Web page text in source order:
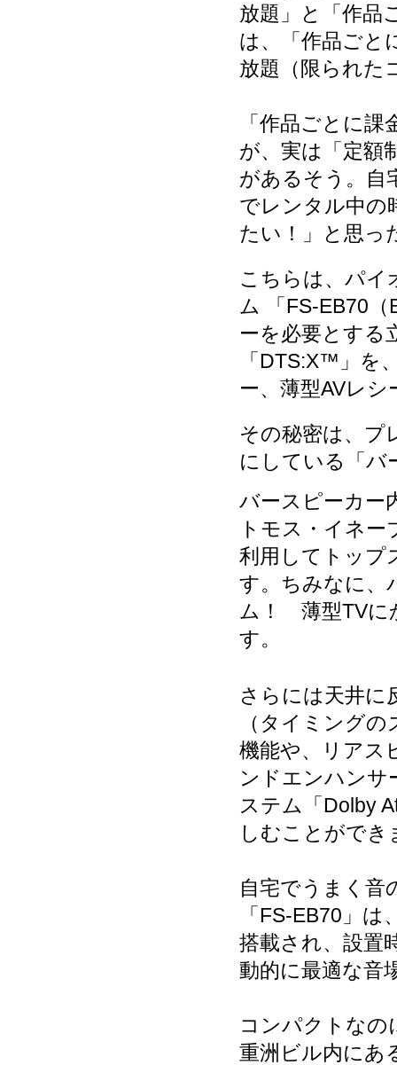
放題」と「作品
は、「作品ごと
放題（限られた
「作品ごとに
が、実は「定額
があるそう。自
でレンタル中の
たい！」と思っ
こちらは、パ
ム 「FS-EB70
ーを必要とする
「DTS:X™」を
ー、薄型AVレ
その秘密は、プ
にしている「バ
バースピーカー
トモス・イネ
利用してトップ
す。ちみなに、
ム！ 薄型TVに
す。
さらには天井に
（タイミング
機能や、リアス
ンドエンハンサ
ステム「Dolby
しむことができ
自宅でうまく音
「FS-EB70」
搭載され、設置
動的に最適な音
コンパクトなの
重洲ビル内にあ